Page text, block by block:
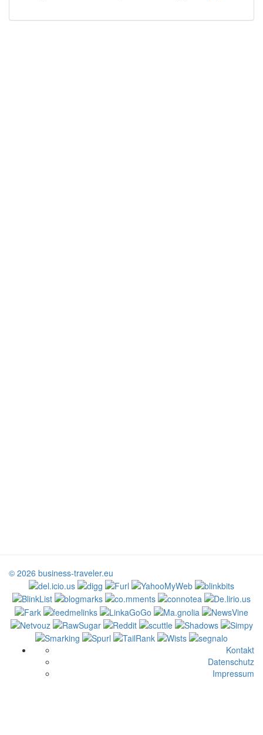
© 2026 business-traveler.eu
Kontakt
Datenschutz
Impressum